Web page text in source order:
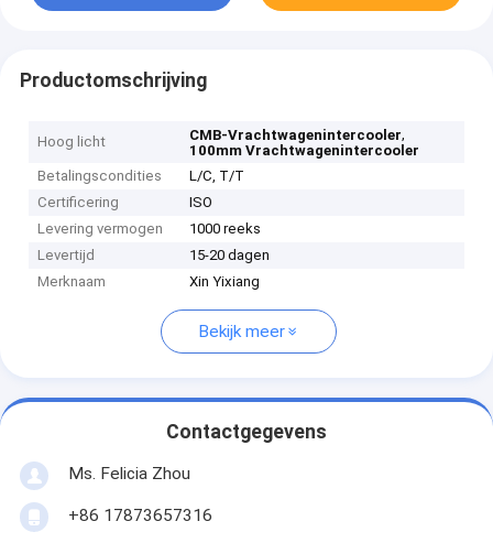
Productomschrijving
Hoog licht CMB-Vrachtwagenintercooler,
100mm Vrachtwagenintercooler
Betalingscondities
L/C, T/T
Certificering
ISO
Levering vermogen
1000 reeks
Levertijd
15-20 dagen
Merknaam
Xin Yixiang
Bekijk meer
Contactgegevens
Ms. Felicia Zhou
+86 17873657316